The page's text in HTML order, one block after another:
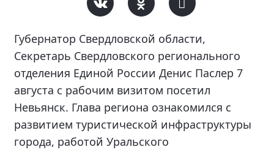
Губернатор Свердловской области,
Секретарь Свердловского регионального
отделения Единой России Денис Паслер 7
августа с рабочим визитом посетил
Невьянск. Глава региона ознакомился с
развитием туристической инфраструктуры
города, работой Уральского